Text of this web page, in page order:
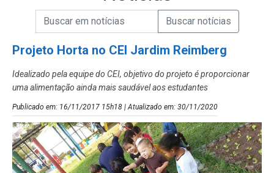
Campo de Busca de Notícias
Campo de Busca de informaçõesEnviar a Busca de Notícias
Projeto Horta no CEI Jardim Reimberg
Idealizado pela equipe do CEI, objetivo do projeto é proporcionar
uma alimentação ainda mais saudável aos estudantes
Publicado em: 16/11/2017 15h18 | Atualizado em: 30/11/2020